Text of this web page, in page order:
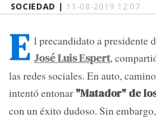
SOCIEDAD | 11-08-2019 12:07
E l precandidato a presidente
José Luis Espert,
las redes sociales. En auto,
intentó entonar "Matador" de
con un éxito dudoso. Sin